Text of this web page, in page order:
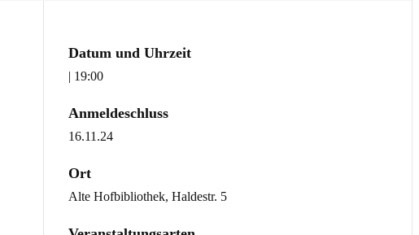
Datum und Uhrzeit
| 19:00
Anmeldeschluss
16.11.24
Ort
Alte Hofbibliothek, Haldestr. 5